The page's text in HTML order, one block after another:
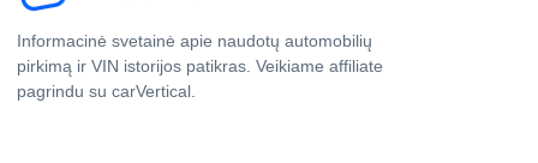
Informacinė svetainė apie naudotų automobilių
pirkimą ir VIN istorijos patikras. Veikiame affiliate
pagrindu su carVertical.